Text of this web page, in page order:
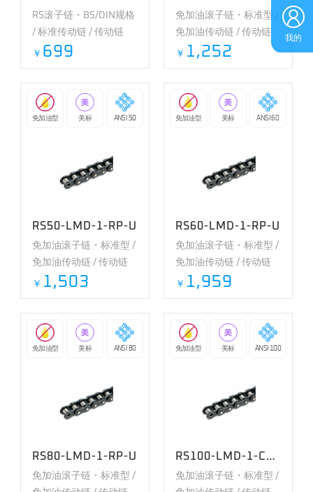
RS滚子链・BS/DIN规格
/ 标准传动链 / 传动链
￥ 699
免加油滚子链・标准型 /
免加油传动链 / 传动链
￥ 1,252
免加油型 美标 ANSI 50
RS50-LMD-1-RP-U
免加油滚子链・标准型 /
免加油传动链 / 传动链
￥ 1,503
免加油型 美标 ANSI 60
RS60-LMD-1-RP-U
免加油滚子链・标准型 /
免加油传动链 / 传动链
￥ 1,959
免加油型 美标 ANSI 80
RS80-LMD-1-RP-U
免加油滚子链・标准型 /
免加油型 美标 ANSI 100
RS100-LMD-1-CP-U
免加油滚子链・标准型 /
我的